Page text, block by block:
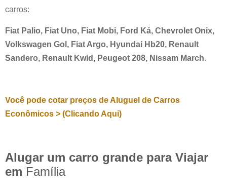
carros:
Fiat Palio, Fiat Uno, Fiat Mobi, Ford Ká, Chevrolet Onix,
Volkswagen Gol, Fiat Argo, Hyundai Hb20, Renault
Sandero, Renault Kwid, Peugeot 208, Nissam March.
Você pode cotar preços de Aluguel de Carros
Econômicos > (Clicando Aqui)
Alugar um carro grande para Viajar
em Família